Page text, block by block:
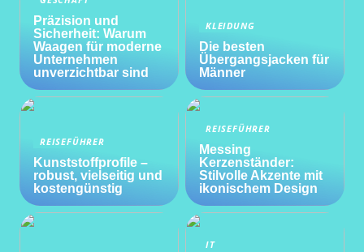
Präzision und
Sicherheit: Warum
Waagen für moderne
Unternehmen
unverzichtbar sind
KLEIDUNG
Die besten
Übergangsjacken für
Männer
REISEFÜHRER
Kunststoffprofile –
robust, vielseitig und
kostengünstig
REISEFÜHRER
Messing
Kerzenständer:
Stilvolle Akzente mit
ikonischem Design
IT